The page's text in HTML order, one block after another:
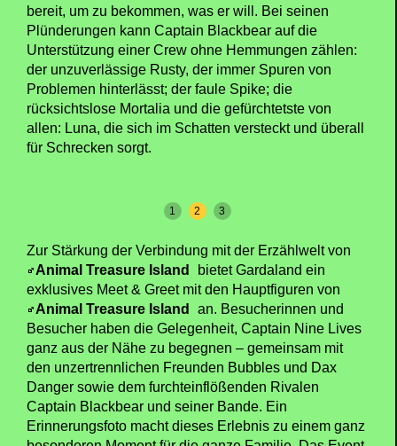
bereit, um zu bekommen, was er will. Bei seinen
Plünderungen kann Captain Blackbear auf die
Unterstützung einer Crew ohne Hemmungen zählen:
der unzuverlässige Rusty, der immer Spuren von
Problemen hinterlässt; der faule Spike; die
rücksichtslose Mortalia und die gefürchtetste von
allen: Luna, die sich im Schatten versteckt und überall
für Schrecken sorgt.